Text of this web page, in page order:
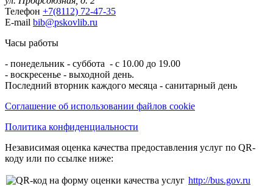
Телефон +7(8112) 72-47-35
E-mail bib@pskovlib.ru
Часы работы
- понедельник - суббота - с 10.00 до 19.00
- воскресенье - выходной день.
Последний вторник каждого месяца - санитарный день
Соглашение об использовании файлов cookie
Политика конфиденциальности
Независимая оценка качества предоставления услуг по QR-
коду или по ссылке ниже:
http://bus.gov.ru